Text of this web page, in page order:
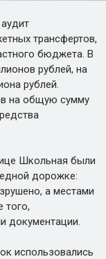
трансфертов,
бюджета. В
рублей, на
рублей.
на общую сумму
Школьная были
дорожке:
а местами
того,
документации.
использовались